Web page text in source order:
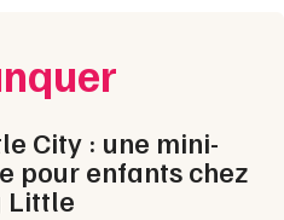
City : une mini-
pour enfants chez
Little